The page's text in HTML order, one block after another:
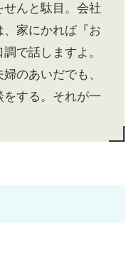
せんと駄目。会社
家にかれば『お
で話しますよ。
のあいだでも、
をする。それが一